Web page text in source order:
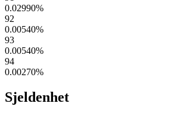
0.02990%
92
0.00540%
93
0.00540%
94
0.00270%
Sjeldenhet